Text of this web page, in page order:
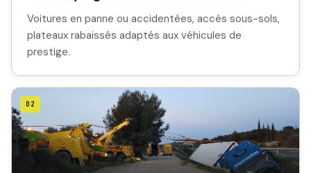
Voitures en panne ou accidentées, accès sous-sols,
plateaux rabaissés adaptés aux véhicules de
prestige.
02